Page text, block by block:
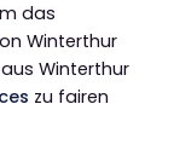
das
Winterthur
Winterthur
zu fairen